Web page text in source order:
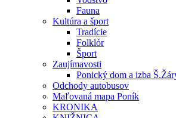
Fauna
Kultúra a šport
Tradície
Folklór
Šport
Zaujímavosti
Ponický dom a izba
Odchody autobusov
Maľovaná mapa Poník
KRONIKA